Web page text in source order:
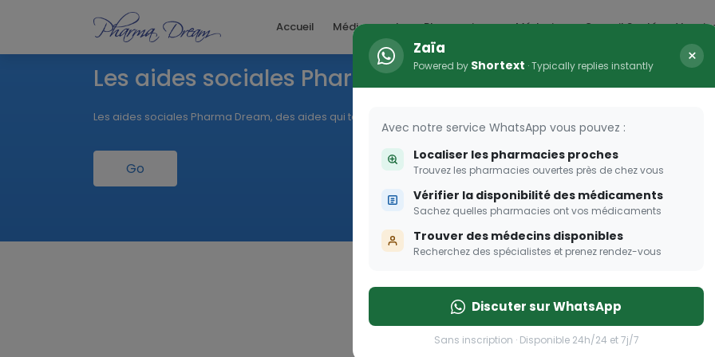
Accueil Médicaments Pharmacies Médecins Conseil Santé
sociales Pharma Dream
Pharma Dream, des aides qui tombent à pique!
Zaïa
Powered by Shortext · Typically replies instantly ×
Avec notre service WhatsApp vous pouvez :
Localiser les pharmacies proches
Trouvez les pharmacies ouvertes près de chez vous
Vérifier la disponibilité des médicaments
Sachez quelles pharmacies ont vos médicaments
Trouver des médecins disponibles
Recherchez des spécialistes et prenez rendez-vous
Discuter sur WhatsApp
Sans inscription · Disponible 24h/24 et 7j/7